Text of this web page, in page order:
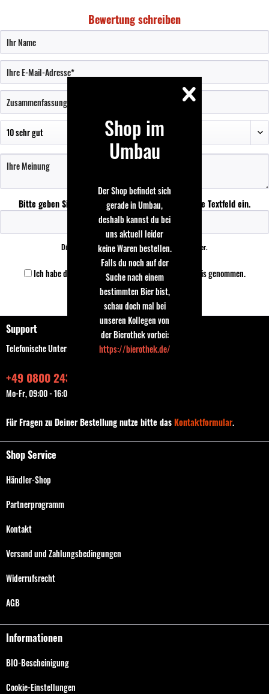
Bewertung schreiben
Bitte geben Sie die Zeichenfolge in das nachfolgende Textfeld ein.
Die mit einem * markierten Felder sind Pflichtfelder.
Ich habe die Datenschutzbestimmungenzur Kenntnis genommen.
Speichern
Support
Telefonische Unterstützung und Beratung unter:
+49 0800 243768435
Mo-Fr, 09:00 - 16:00 Uhr
Für Fragen zu Deiner Bestellung nutze bitte dasKontaktformular.
Shop Service
Händler-Shop
Partnerprogramm
Kontakt
Versand und Zahlungsbedingungen
Widerrufsrecht
AGB
Informationen
BIO-Bescheinigung
Cookie-Einstellungen
Shop im
Umbau
Der Shop befindet sich
gerade in Umbau,
deshalb kannst du bei
uns aktuell leider
keine Waren bestellen.
Falls du noch auf der
Suche nach einem
bestimmten Bier bist,
schau doch mal bei
unseren Kollegen von
der Bierothek vorbei:
https://bierothek.de/